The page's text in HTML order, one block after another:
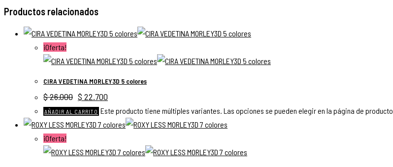
Productos relacionados
¡Oferta!
CIRA VEDETINA MORLEY3D 5 colores
$26.000 $ 22.700
AÑADIR AL CARRITO Este producto tiene múltiples variantes. Las opciones se pueden elegir en la página de producto
¡Oferta!